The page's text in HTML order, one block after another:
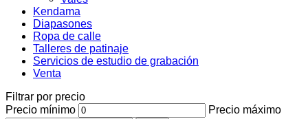
Kendama
Diapasones
Ropa de calle
Talleres de patinaje
Servicios de estudio de grabación
Venta
Filtrar por precio
Precio mínimo
Precio máximo